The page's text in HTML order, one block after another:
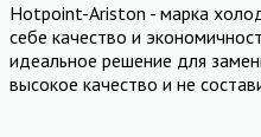
Hotpoint-Ariston - марка
себе качество и
идеальное решение для
высокое качество и не